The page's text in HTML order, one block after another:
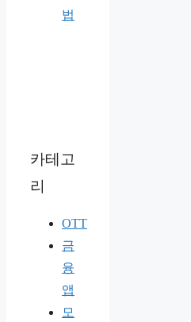
법
카테고
리
OTT
금
융
앱
모